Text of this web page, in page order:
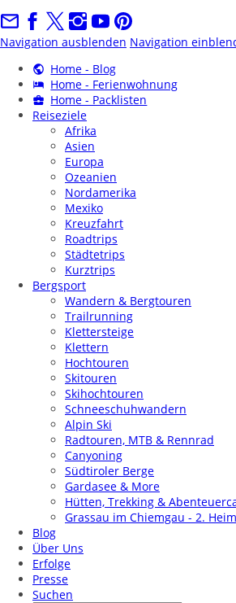
Navigation ausblenden Navigation
Home - Blog
Home - Ferienwohnung
Home - Packlisten
Reiseziele
Afrika
Asien
Europa
Ozeanien
Nordamerika
Mexiko
Kreuzfahrt
Roadtrips
Städtetrips
Kurztrips
Bergsport
Wandern & Bergtouren
Trailrunning
Klettersteige
Klettern
Hochtouren
Skitouren
Skihochtouren
Schneeschuhwandern
Alpin Ski
Radtouren, MTB & Rennrad
Canyoning
Südtiroler Berge
Gardasee & More
Hütten, Trekking &
Grassau im Chiemgau - 2.
Blog
Über Uns
Erfolge
Presse
Suchen